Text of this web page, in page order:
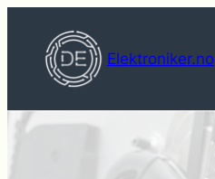
innhold
Elektroniker.no